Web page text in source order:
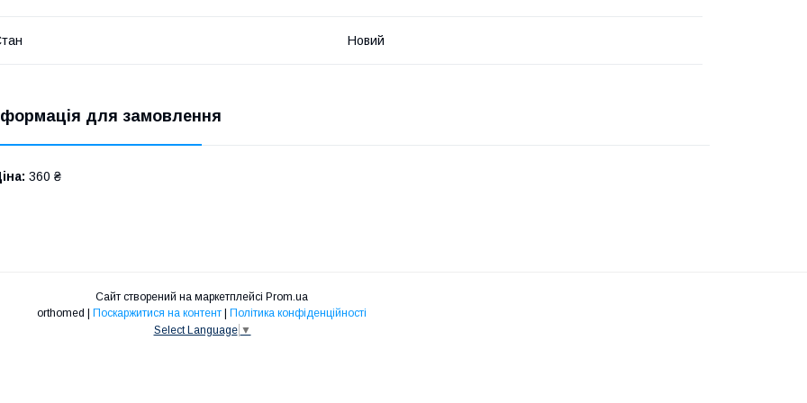
Новий
для замовлення
360 ₴
Сайт створений на маркетплейсі Prom.ua
Поскаржитися на контент
Політика конфіденційності
Select Language ▼